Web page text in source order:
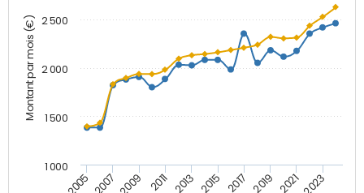
Montant par mois (€)
2005 2007 2009 2011 2013 2015 2017 2019 2021 2023
1 000
1 500
2 000
2 500